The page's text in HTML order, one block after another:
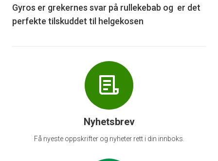
6
Gyros er grekernes svar på rullekebab og er det
perfekte tilskuddet til helgekosen
Nyhetsbrev
Få nyeste oppskrifter og nyheter rett i din innboks.